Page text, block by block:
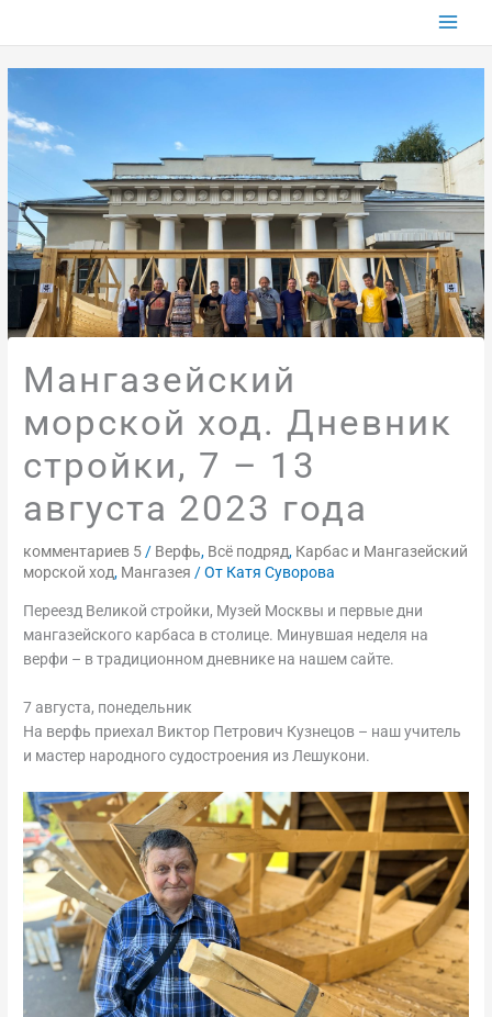
Мангазейский
морской ход. Дневник
стройки, 7 – 13
августа 2023 года
комментариев 5/ Верфь, Всё подряд, Карбас и Мангазейский
морской ход, Мангазея / От Катя Суворова
Переезд Великой стройки, Музей Москвы и первые дни
мангазейского карбаса в столице. Минувшая неделя на
верфи – в традиционном дневнике на нашем сайте.
7 августа, понедельник
На верфь приехал Виктор Петрович Кузнецов – наш учитель
и мастер народного судостроения из Лешукони.